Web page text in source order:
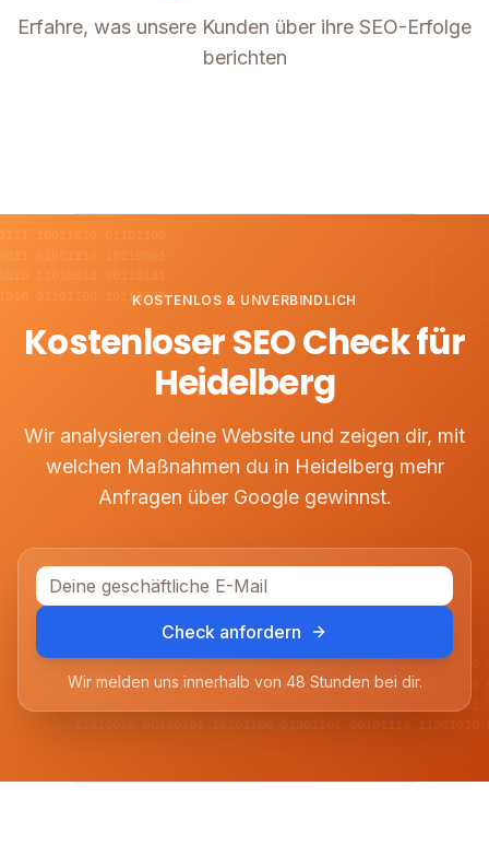
Erfahre, was unsere Kunden über ihre SEO-Erfolge
berichten
10011010 01101100
01001110 10110001
11010010 00110101
01101100 10110100
10110100 01011001 11100110 00011011 10100101
00101011 10010110 01101001 11011100 01001110
KOSTENLOS & UNVERBINDLICH
Kostenloser SEO Check für
Heidelberg
Wir analysieren deine Website und zeigen dir, mit
welchen Maßnahmen du in Heidelberg mehr
Anfragen über Google gewinnst.
Check anfordern
Wir melden uns innerhalb von 48 Stunden bei dir.